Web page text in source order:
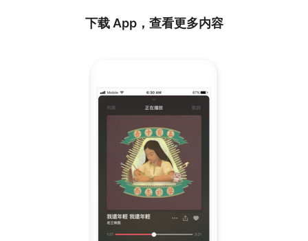
下载 App，查看更多内容